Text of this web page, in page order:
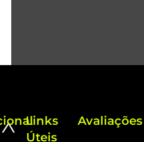
Links
Úteis
Avaliações